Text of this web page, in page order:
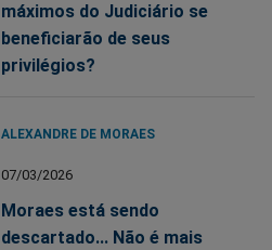
máximos do Judiciário se
beneficiarão de seus
privilégios?
ALEXANDRE DE MORAES
07/03/2026
Moraes está sendo
descartado... Não é mais